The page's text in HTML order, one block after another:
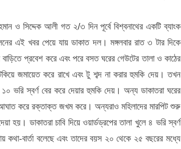
ও সিদ্দেক আলী গত ২/৩ দিন পূর্বে বিশ্বনাথের একটি ব্যাংক
এই খবর পেয়ে যায় ডাকাত দল। মঙ্গলবার রাত ৩ টার দিকে
বাড়িতে প্রবেশ করে এবং পরে বসত ঘরের গেউটের তালা ও কাঠের
জমায়েত করে রাখে এবং টু শব্দ না করার হুমকি দেয়। তখন
ভরি স্বর্ণ বের করে দেয়ার হুমকি দেয়। অন্য ডাকাতরা ঘরের
করে রক্তাক্ত জখম করে। অন্যরাও মহিলাদের মারপিট শুরু
হয়। ডাকাতরা চাবি দিয়ে ওয়ার্ডড্রপের তালা খুলে ৪ ভরি স্বর্ণ
কথা-বার্তা বলেছে এবং তাদের বয়স ২০ থেকে ২৫ বছরের মধ্যে